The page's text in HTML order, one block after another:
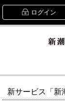
ログイン
新サービス「新